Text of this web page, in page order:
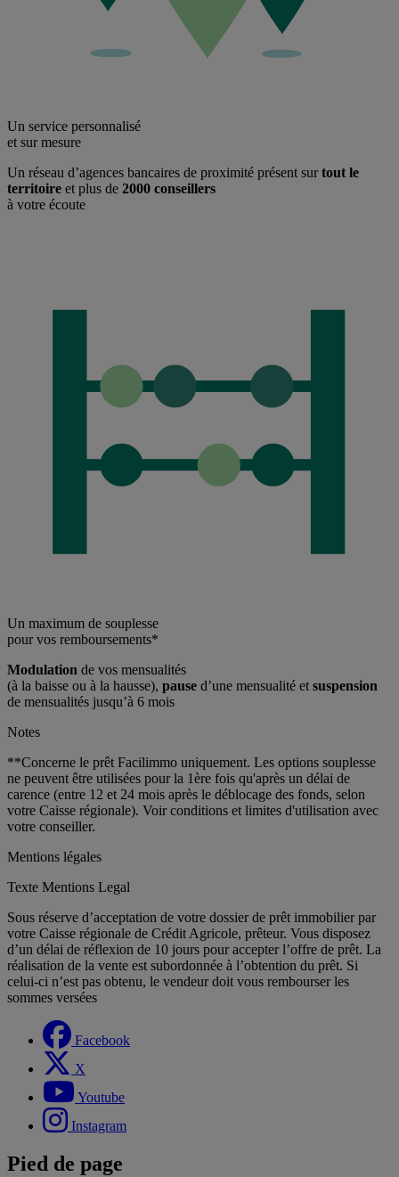
Un service personnalisé
et sur mesure
Un réseau d’agences bancaires de proximité présent surtout le
territoire et plus de 2000 conseillers
à votre écoute
Un maximum de souplesse
pour vos remboursements*
Modulation de vos mensualités
(à la baisse ou à la hausse), pause d’une mensualité et suspension
de mensualités jusqu’à 6 mois
Notes
**Concerne le prêt Facilimmo uniquement. Les options souplesse
ne peuvent être utilisées pour la 1ère fois qu'après un délai de
carence (entre 12 et 24 mois après le déblocage des fonds, selon
votre Caisse régionale). Voir conditions et limites d'utilisation avec
votre conseiller.
Mentions légales
Texte Mentions Legal
Sous réserve d’acceptation de votre dossier de prêt immobilier par
votre Caisse régionale de Crédit Agricole, prêteur. Vous disposez
d’un délai de réflexion de 10 jours pour accepter l’offre de prêt. La
réalisation de la vente est subordonnée à l’obtention du prêt. Si
celui-ci n’est pas obtenu, le vendeur doit vous rembourser les
sommes versées
Facebook
X
Youtube
Instagram
Pied de page